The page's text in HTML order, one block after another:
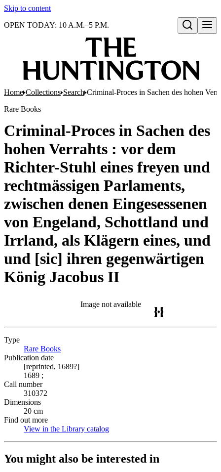
Skip to content
Open search
OPEN TODAY: 10 A.M.–5 P.M.
Home Collections Search Criminal-Proces in Sachen des hohen
Rare Books
Criminal-Proces in Sachen des
hohen Verrahts : vor dem
Richter-Stuhl eines freyen und
rechtmässigen Parlaments,
zwischen denen Eingesessenen
von Engeland, Schottland und
Irrland, als Klägern eines, und
und [sic] ihren gegenwärtigen
König Jacobus II
Image not available
Type
Rare Books
Publication date
[reprinted, 1689?]
1689 ;
Call number
310372
Dimensions
20 cm
Find out more
View in the Library catalog
You might also be interested in